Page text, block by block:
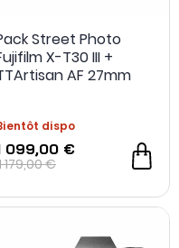
Street Photo
X-T30 III +
AF 27mm
dispo
099,00 €
179,00 €